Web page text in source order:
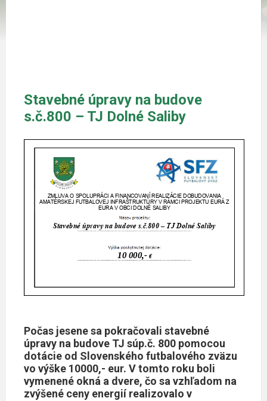
Stavebné úpravy na budove
s.č.800 – TJ Dolné Saliby
Počas jesene sa pokračovali stavebné
úpravy na budove TJ súp.č. 800 pomocou
dotácie od Slovenského futbalového zväzu
vo výške 10000,- eur. V tomto roku boli
vymenené okná a dvere, čo sa vzhľadom na
zvýšené ceny energií realizovalo v